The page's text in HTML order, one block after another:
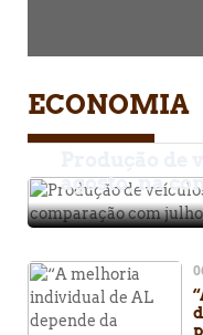
ECONOMIA
agosto, na